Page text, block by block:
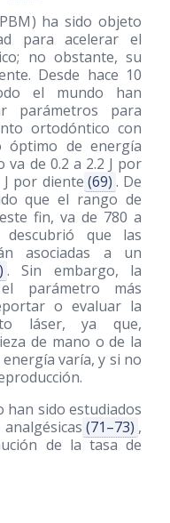
ha sido objeto
para acelerar el
no obstante, su
Desde hace 10
el mundo han
parámetros para
ortodóntico con
óptimo de energía
de 0.2 a 2.2 J por
por diente (69) . De
que el rango de
fin, va de 780 a
que las
asociadas a un
. Sin embargo, la
parámetro más
o evaluar la
láser, ya que,
de mano o de la
varía, y si no
han sido estudiados
(71–73) ,
de la tasa de